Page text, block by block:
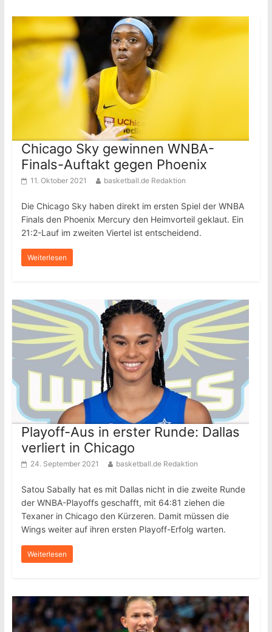
Chicago Sky gewinnen WNBA-
Finals-Auftakt gegen Phoenix
11. Oktober 2021 basketball.de Redaktion
Die Chicago Sky haben direkt im ersten Spiel der WNBA
Finals den Phoenix Mercury den Heimvorteil geklaut. Ein
21:2-Lauf im zweiten Viertel ist entscheidend.
Weiterlesen
Playoff-Aus in erster Runde: Dallas
verliert in Chicago
24. September 2021 basketball.de Redaktion
Satou Sabally hat es mit Dallas nicht in die zweite Runde
der WNBA-Playoffs geschafft, mit 64:81 ziehen die
Texaner in Chicago den Kürzeren. Damit müssen die
Wings weiter auf ihren ersten Playoff-Erfolg warten.
Weiterlesen